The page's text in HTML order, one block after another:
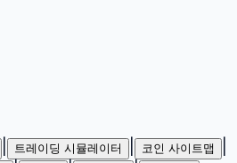
트레이딩 시뮬레이터 코인 사이트맵